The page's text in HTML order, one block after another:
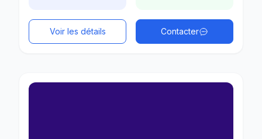
Voir les détails Contacter